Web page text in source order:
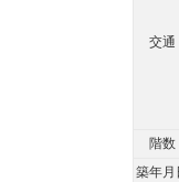
交通
階数
築年月